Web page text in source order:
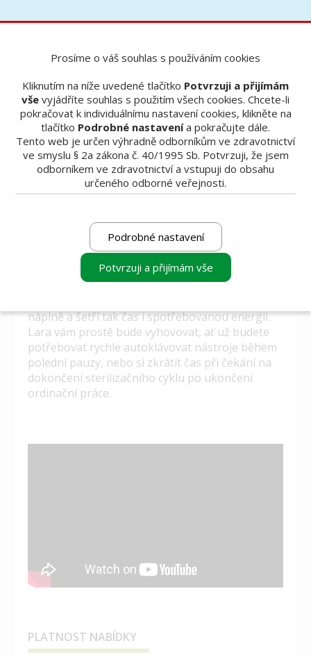
Autokláv Lara 17 L
Autokláv Lara 17 L
Úžasný zevnitř i zvenku
Přizpůsobí se podmínkám Vaší ordinace
Již základní verze programu nabízí nejrychlejší
Inovativní systém upgradů vám ale navíc
umožňuje kdykoli rozšířit nabídku programů
o nové funkce! Nabízí se velmi oblíbený S-cyklus,
jenž sterilizuje kovové nebalené nástroje již za
20 min, nebo Eco-dry funkce, která zkracuje
náplně a šetří tak čas i spotřebovanou energii.
Lara vám prostě bude vyhovovat, ať už budete
potřebovat rychle autoklávovat nástroje během
polední pauzy, nebo si zkrátit čas při čekání na
dokončení sterilizačního cyklu po ukončení
ordinační práce.
PLATNOST NABÍDKY
Prosíme o váš souhlas s používáním cookies
Kliknutím na níže uvedené tlačítko Potvrzuji a přijímám
vše vyjádříte souhlas s použitím všech cookies. Chcete-li
pokračovat k individuálnímu nastavení cookies, klikněte na
tlačítko Podrobné nastavenía pokračujte dále.
Tento web je určen výhradně odborníkům ve zdravotnictví
ve smyslu § 2a zákona č. 40/1995 Sb. Potvrzuji, že jsem
odborníkem ve zdravotnictví a vstupuji do obsahu
určeného odborné veřejnosti.
Podrobné nastavení
Potvrzuji a přijímám vše